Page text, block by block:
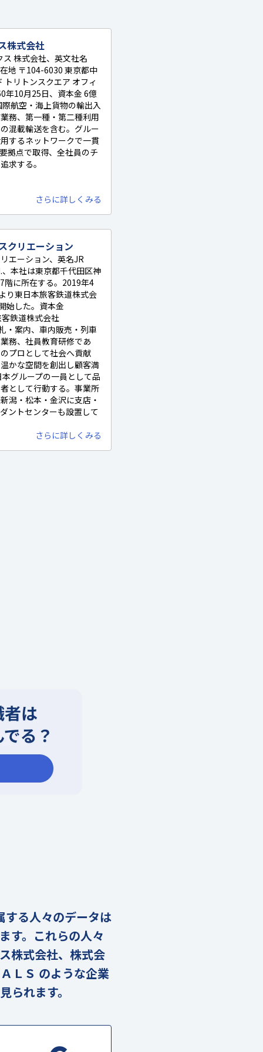
株式会社
株式会社、英文社名
地 〒104-6030 東京都中
リトンスクエア オフィ
年10月25日、資本金 6億
航空・海上貨物の輸出入
務、第一種・第二種利用
混載輸送を含む。グルー
するネットワークで一貫
拠点で取得、全社員のチ
求する。
さらに詳しくみる
クリエーション
エーション、英名JR
本社は東京都千代田区神
階に所在する。2019年4
り東日本旅客鉄道株式会
始した。資本金
鉄道株式会社
・案内、車内販売・列車
務、社員教育研修であ
プロとして社会へ貢献
かな空間を創出し顧客満
グループの一員として品
として行動する。事業所
潟・松本・金沢に支店・
ントセンターも設置して
さらに詳しくみる
る人々のデータは
す。これらの人々
株式会社、株式会
ＬＳ のような企業
れます。